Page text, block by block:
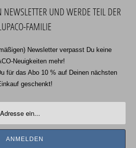
UND WERDE TEIL DER
FAMILIE
Newsletter verpasst Du keine
Neuigkeiten mehr!
für das Abo 10 % auf Deinen nächsten
geschenkt!